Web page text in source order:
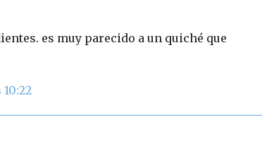
es muy parecido a un quiché que
10:22